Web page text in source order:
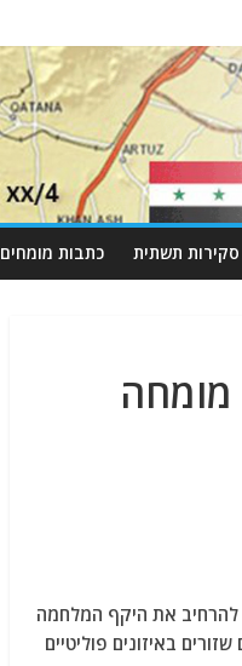
סקירות תשתית כתבות מומחים
מומחה
להרחיב את היקף המלחמה
באיזונים פוליטיים